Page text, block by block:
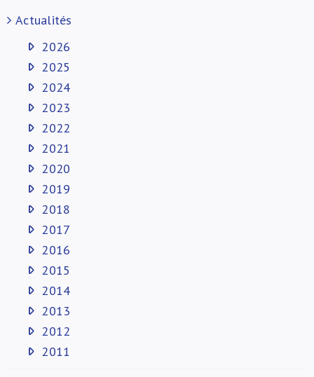
Actualités
2026
2025
2024
2023
2022
2021
2020
2019
2018
2017
2016
2015
2014
2013
2012
2011